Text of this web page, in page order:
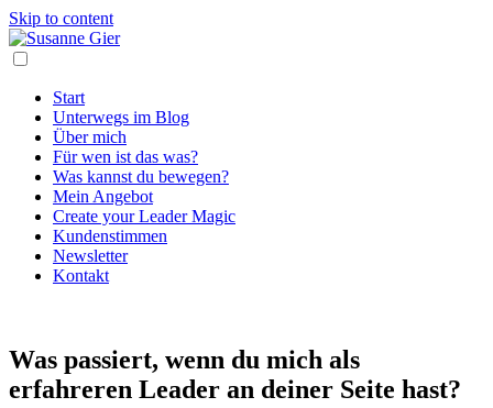
Skip to content
Start
Unterwegs im Blog
Über mich
Für wen ist das was?
Was kannst du bewegen?
Mein Angebot
Create your Leader Magic
Kundenstimmen
Newsletter
Kontakt
Was passiert, wenn du mich als
erfahreren Leader an deiner Seite hast?